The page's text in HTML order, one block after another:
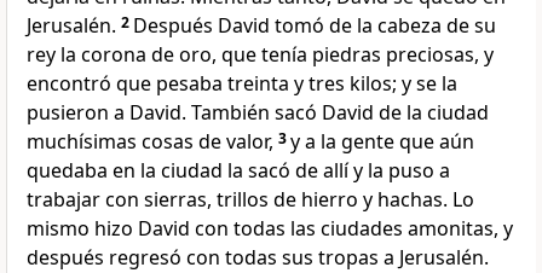
Jerusalén. 2 Después David tomó de la cabeza de su
rey la corona de oro, que tenía piedras preciosas, y
encontró que pesaba treinta y tres kilos; y se la
pusieron a David. También sacó David de la ciudad
muchísimas cosas de valor, 3y a la gente que aún
quedaba en la ciudad la sacó de allí y la puso a
trabajar con sierras, trillos de hierro y hachas. Lo
mismo hizo David con todas las ciudades amonitas, y
después regresó con todas sus tropas a Jerusalén.